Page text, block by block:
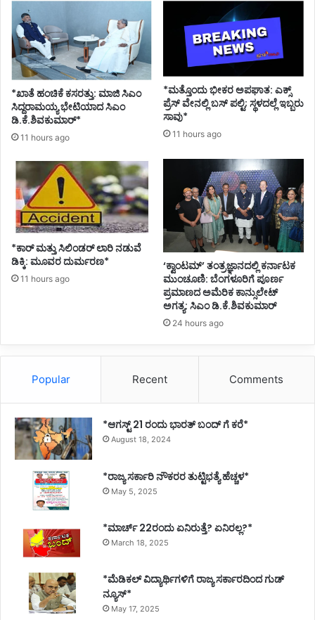
*ಖಾತೆ ಹಂಚಿಕೆ ಕಸರತ್ತು: ಮಾಜಿ ಸಿಎಂ
ಸಿದ್ದರಾಮಯ್ಯ ಭೇಟಿಯಾದ ಸಿಎಂ
ಡಿ.ಕೆ.ಶಿವಕುಮಾರ್*
11 hours ago
*ಮತ್ತೊಂದು ಭೀಕರ ಅಪಘಾತ: ಎಕ್ಸ್
ಪ್ರೆಸ್ ವೇನಲ್ಲಿ ಬಸ್ ಪಲ್ಟಿ; ಸ್ಥಳದಲ್ಲೆ ಇಬ್ಬರು
ಸಾವು*
11 hours ago
*ಕಾರ್ ಮತ್ತು ಸಿಲಿಂಡ‌ರ್ ಲಾರಿ ನಡುವೆ
ಡಿಕ್ಕಿ: ಮೂವರ ದುರ್ಮರಣ*
11 hours ago
‘ಕ್ವಾಂಟಮ್’ ತಂತ್ರಜ್ಞಾನದಲ್ಲಿ ಕರ್ನಾಟಕ
ಮುಂಚೂಣಿ: ಬೆಂಗಳೂರಿಗೆ ಪೂರ್ಣ
ಪ್ರಮಾಣದ ಅಮೆರಿಕ ಕಾನ್ಸುಲೇಟ್
ಅಗತ್ಯ: ಸಿಎಂ ಡಿ.ಕೆ.ಶಿವಕುಮಾರ್
24 hours ago
Popular Recent Comments
*ಆಗಸ್ಟ್ 21 ರಂದು ಭಾರತ್‌ ಬಂದ್‌ ಗೆ ಕರೆ*
August 18, 2024
*ರಾಜ್ಯ ಸರ್ಕಾರಿ ನೌಕರರ ತುಟ್ಟಿಭತ್ಯೆ ಹೆಚ್ಚಳ*
May 5, 2025
*ಮಾರ್ಚ್ 22ರಂದು ಏನಿರುತ್ತೆ? ಏನಿರಲ್ಲ?*
March 18, 2025
*ಮೆಡಿಕಲ್ ವಿದ್ಯಾರ್ಥಿಗಳಿಗೆ ರಾಜ್ಯ ಸರ್ಕಾರದಿಂದ ಗುಡ್
ನ್ಯೂಸ್*
May 17, 2025